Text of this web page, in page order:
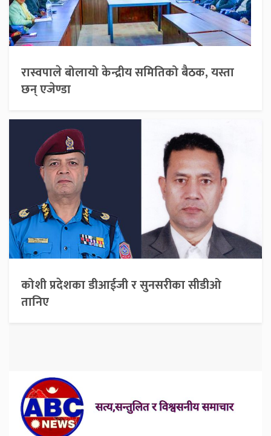
रास्वपाले बोलायो केन्द्रीय समितिको बैठक, यस्ता
छन् एजेण्डा
कोशी प्रदेशका डीआईजी र सुनसरीका सीडीओ
तानिए